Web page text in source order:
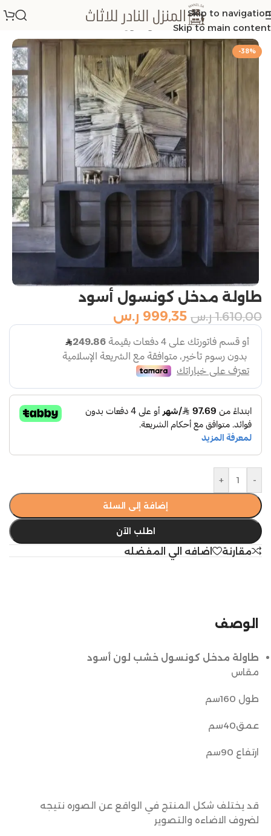
Skip to navigation
Skip to main content
الرئيسية/طاولات مداخل كونسول
-38%
طاولة مدخل كونسول أسود
1.610,00 ر.س 999,35 ر.س
-
+
إضافة إلى السلة
اطلب الآن
مقارنة اضافه الي المفضله
الوصف
طاولة مدخل كونسول خشب لون أسود
مقاس
طول 160سم
عمق40سم
ارتفاع 90سم
قد يختلف شكل المنتج في الواقع عن الصوره نتيجه
لضروف الاضاءه والتصوير